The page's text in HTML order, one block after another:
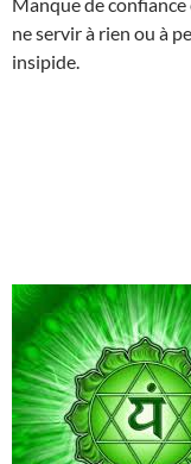
Manque de confiance
ne servir à rien ou à
insipide.